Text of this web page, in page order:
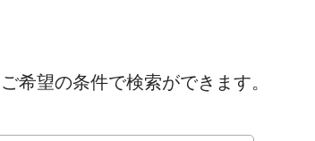
希望の条件で検索ができます。